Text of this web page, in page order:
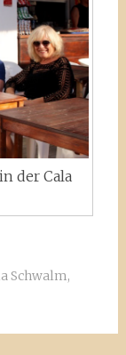
der Cala
Schwalm,